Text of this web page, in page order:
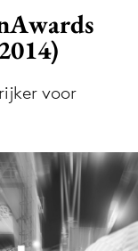
Adformatie
voor